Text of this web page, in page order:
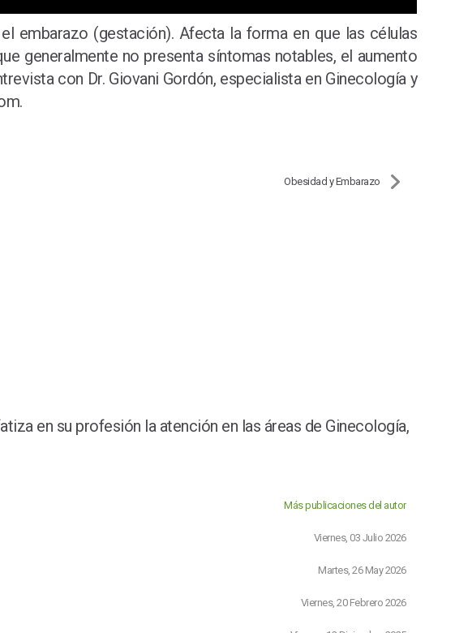
embarazo (gestación). Afecta la forma en que las células
generalmente no presenta síntomas notables, el aumento
con Dr. Giovani Gordón, especialista en Ginecología y
Obesidad y Embarazo
en su profesión la atención en las áreas de Ginecología,
Más publicaciones del autor
Viernes, 03 Julio 2026
Martes, 26 May 2026
Viernes, 20 Febrero 2026